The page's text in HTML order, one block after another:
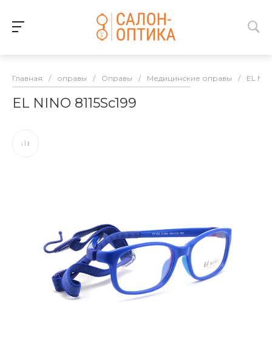
Главная / оправы / Оправы / Медицинские оправы / EL
EL NINO 8115Sc199